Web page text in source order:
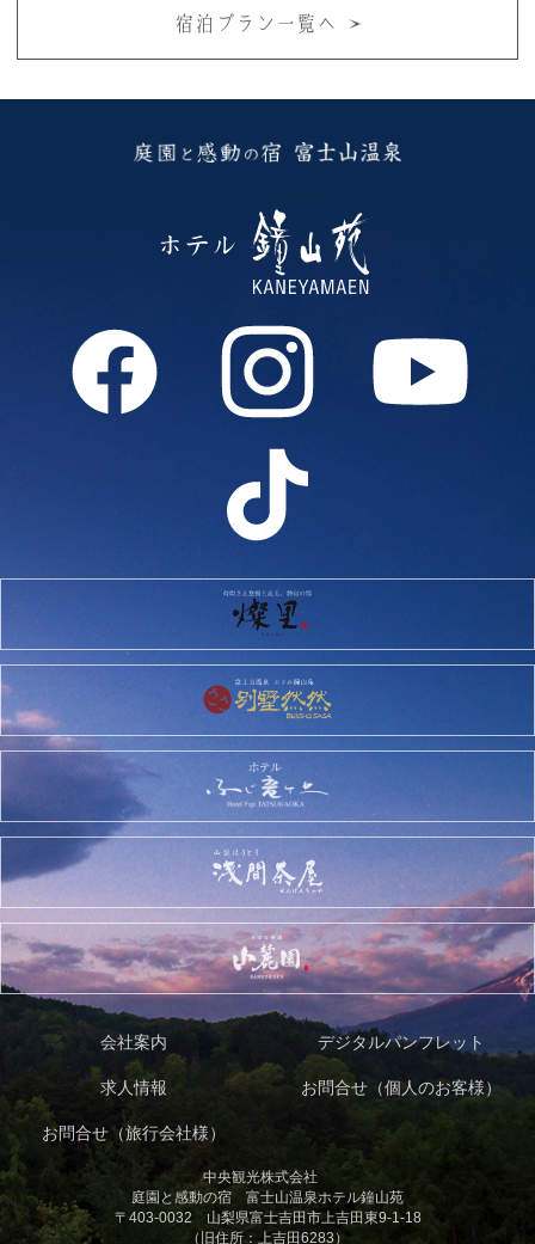
宿泊プラン一覧へ
会社案内 デジタルパンフレット
求人情報 お問合せ（個人のお客様）
お問合せ（旅行会社様）
中央観光株式会社
庭園と感動の宿 富士山温泉ホテル鐘山苑
〒403-0032 山梨県富士吉田市上吉田東9-1-18
（旧住所：上吉田6283）